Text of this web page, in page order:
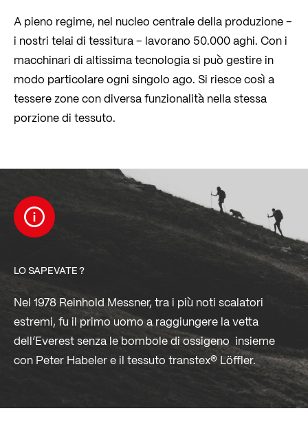
A pieno regime, nel nucleo centrale della produzione –
i nostri telai di tessitura – lavorano 50.000 aghi. Con i
macchinari di altissima tecnologia si può gestire in
modo particolare ogni singolo ago. Si riesce così a
tessere zone con diversa funzionalità nella stessa
porzione di tessuto.
LO SAPEVATE ?
Nel 1978 Reinhold Messner, tra i più noti scalatori
estremi, fu il primo uomo a raggiungere la vetta
dell’Everest senza le bombole di ossigeno ­ insieme
con Peter Habeler e il tessuto transtex® Löffler.